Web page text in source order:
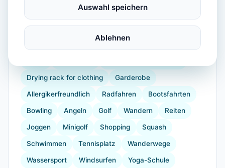
Espressomaschine Gefrierfach
Küchenutensilien Backofen Toaster
Drying rack for clothing Garderobe
Allergikerfreundlich Radfahren Bootsfahrten
Bowling Angeln Golf Wandern Reiten
Joggen Minigolf Shopping Squash
Schwimmen Tennisplatz Wanderwege
Wassersport Windsurfen Yoga-Schule
Auswahl speichern
Ablehnen